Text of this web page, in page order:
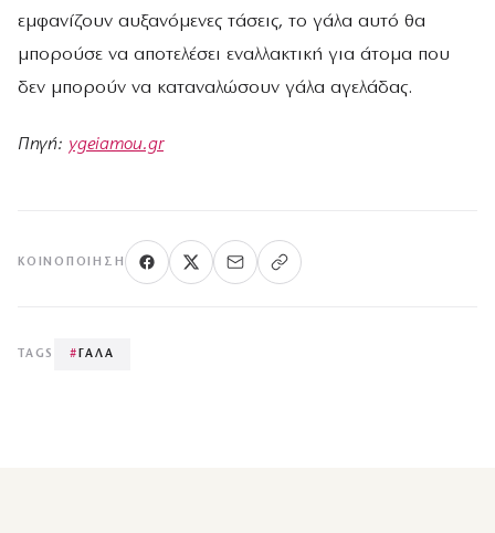
εμφανίζουν αυξανόμενες τάσεις, το γάλα αυτό θα
μπορούσε να αποτελέσει εναλλακτική για άτομα που
δεν μπορούν να καταναλώσουν γάλα αγελάδας.
Πηγή: ygeiamou.gr
ΚΟΙΝΟΠΟΊΗΣΗ
TAGS #ΓΑΛΑ